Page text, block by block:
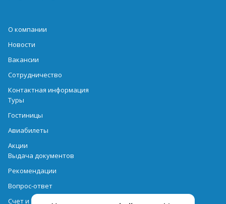
О компании
Новости
Вакансии
Сотрудничество
Контактная информация
Туры
Гостиницы
Авиабилеты
Акции
Выдача документов
Рекомендации
Вопрос-ответ
Счет и оплата